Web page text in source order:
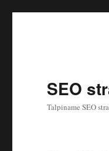
SEO
Talpiname SEO